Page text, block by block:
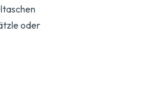
oder